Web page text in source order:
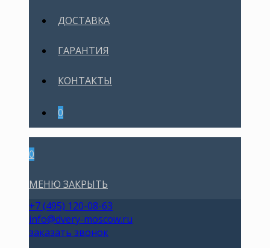
ДОСТАВКА
ГАРАНТИЯ
КОНТАКТЫ
0
0
МЕНЮ ЗАКРЫТЬ
+7 (495) 120-08-63
info@dvery-moscow.ru
заказать звонок